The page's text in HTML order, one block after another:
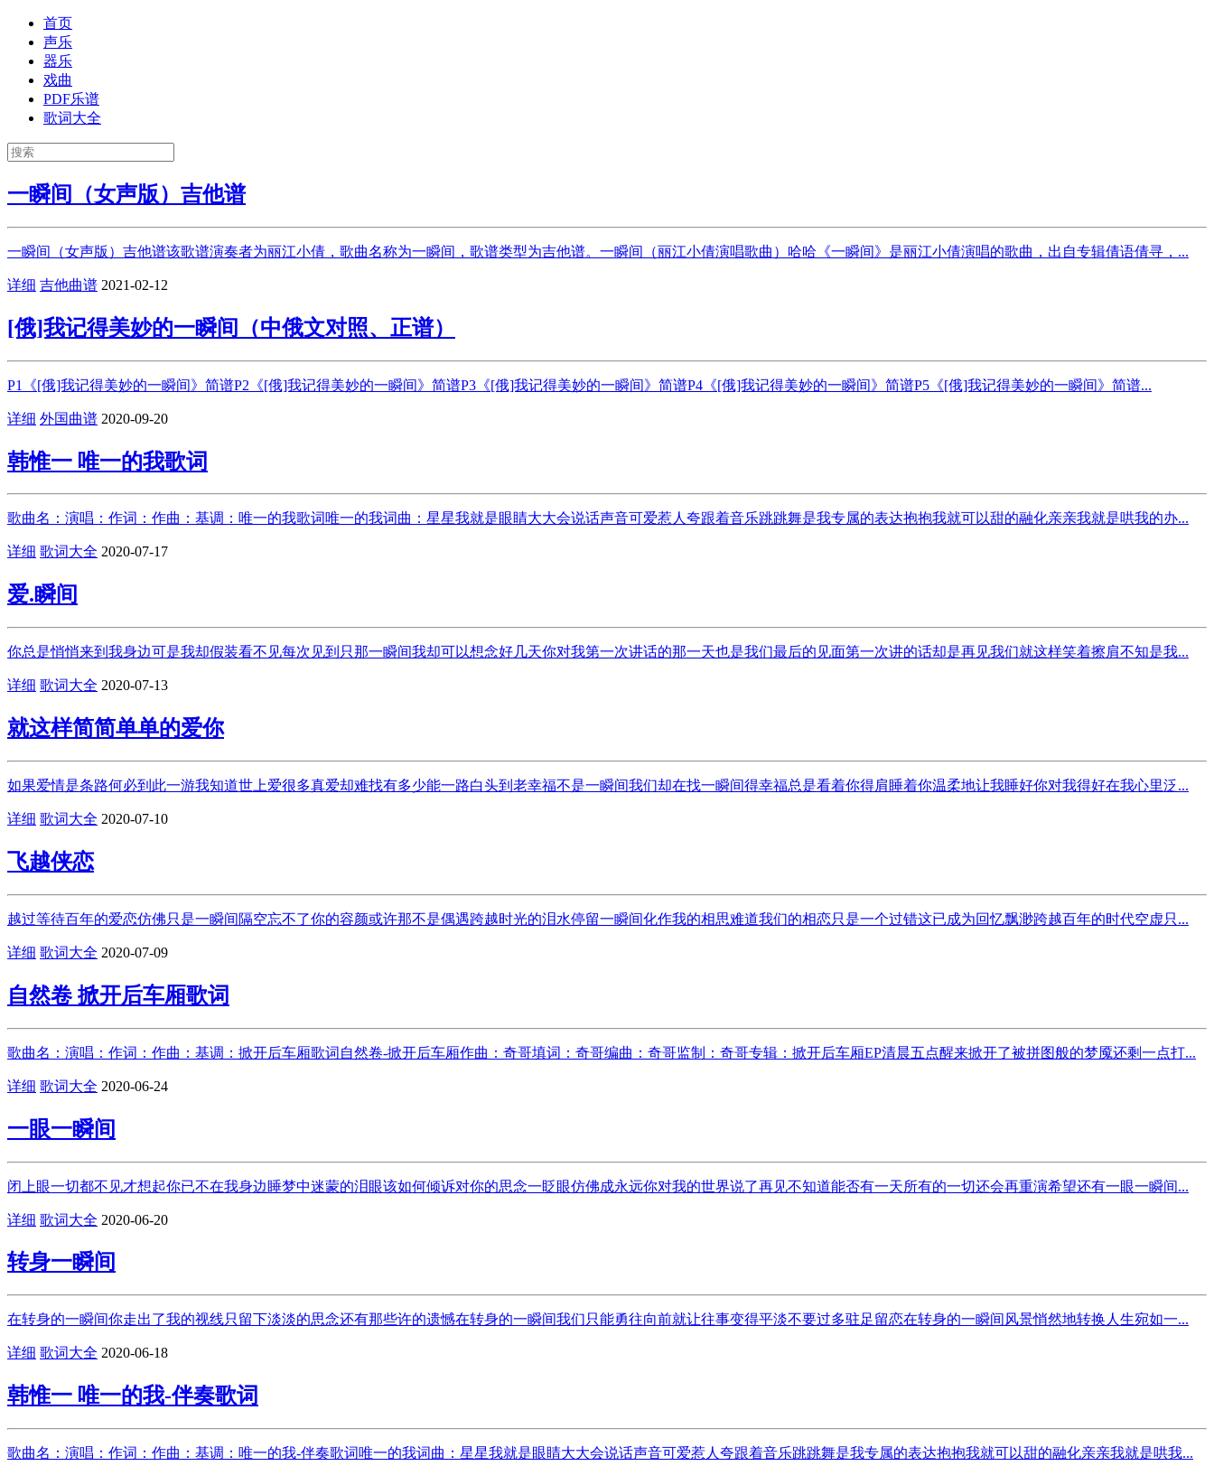
首页
声乐
器乐
戏曲
PDF乐谱
歌词大全
一瞬间（女声版）吉他谱
一瞬间（女声版）吉他谱该歌谱演奏者为丽江小倩，歌曲名称为一瞬间，歌谱类型为吉他谱。一瞬间（丽江小倩演唱歌曲）哈哈《一瞬间》是丽江小倩演唱的歌曲，出自专辑倩语倩寻，...
详细 吉他曲谱 2021-02-12
[俄]我记得美妙的一瞬间（中俄文对照、正谱）
P1《[俄]我记得美妙的一瞬间》简谱P2《[俄]我记得美妙的一瞬间》简谱P3《[俄]我记得美妙的一瞬间》简谱P4《[俄]我记得美妙的一瞬间》简谱P5《[俄]我记得美妙的一瞬间》简谱...
详细 外国曲谱 2020-09-20
韩惟一 唯一的我歌词
歌曲名：演唱：作词：作曲：基调：唯一的我歌词唯一的我词曲：星星我就是眼睛大大会说话声音可爱惹人夸跟着音乐跳跳舞是我专属的表达抱抱我就可以甜的融化亲亲我就是哄我的办...
详细 歌词大全 2020-07-17
爱.瞬间
你总是悄悄来到我身边可是我却假装看不见每次见到只那一瞬间我却可以想念好几天你对我第一次讲话的那一天也是我们最后的见面第一次讲的话却是再见我们就这样笑着擦肩不知是我...
详细 歌词大全 2020-07-13
就这样简简单单的爱你
如果爱情是条路何必到此一游我知道世上爱很多真爱却难找有多少能一路白头到老幸福不是一瞬间我们却在找一瞬间得幸福总是看着你得肩睡着你温柔地让我睡好你对我得好在我心里泛...
详细 歌词大全 2020-07-10
飞越侠恋
越过等待百年的爱恋仿佛只是一瞬间隔空忘不了你的容颜或许那不是偶遇跨越时光的泪水停留一瞬间化作我的相思难道我们的相恋只是一个过错这已成为回忆飘渺跨越百年的时代空虚只...
详细 歌词大全 2020-07-09
自然卷 掀开后车厢歌词
歌曲名：演唱：作词：作曲：基调：掀开后车厢歌词自然卷-掀开后车厢作曲：奇哥填词：奇哥编曲：奇哥监制：奇哥专辑：掀开后车厢EP清晨五点醒来掀开了被拼图般的梦魇还剩一点打...
详细 歌词大全 2020-06-24
一眼一瞬间
闭上眼一切都不见才想起你已不在我身边睡梦中迷蒙的泪眼该如何倾诉对你的思念一眨眼仿佛成永远你对我的世界说了再见不知道能否有一天所有的一切还会再重演希望还有一眼一瞬间...
详细 歌词大全 2020-06-20
转身一瞬间
在转身的一瞬间你走出了我的视线只留下淡淡的思念还有那些许的遗憾在转身的一瞬间我们只能勇往向前就让往事变得平淡不要过多驻足留恋在转身的一瞬间风景悄然地转换人生宛如一...
详细 歌词大全 2020-06-18
韩惟一 唯一的我-伴奏歌词
歌曲名：演唱：作词：作曲：基调：唯一的我-伴奏歌词唯一的我词曲：星星我就是眼睛大大会说话声音可爱惹人夸跟着音乐跳跳舞是我专属的表达抱抱我就可以甜的融化亲亲我就是哄我...